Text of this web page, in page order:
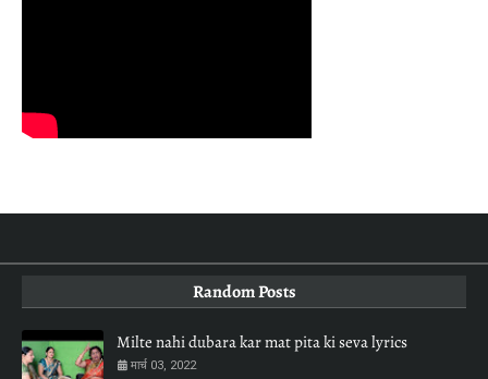
Random Posts
Milte nahi dubara kar mat pita ki seva lyrics
मार्च 03, 2022